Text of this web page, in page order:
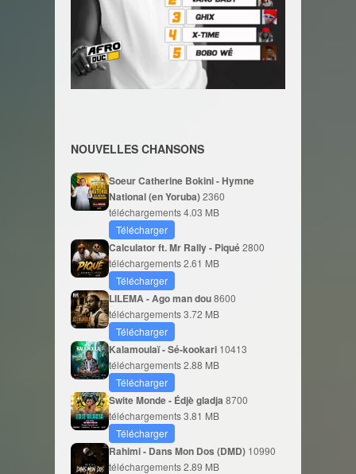
NOUVELLES CHANSONS
Soeur Catherine Bokini - Hymne
National (en Yoruba)2360
téléchargements4.03 MB
Télécharger
Calculator ft. Mr Rally - Piqué2800
téléchargements2.61 MB
Télécharger
LILEMA - Ago man dou8600
téléchargements3.72 MB
Télécharger
Kalamoulaï - Sé-kookari 10413
téléchargements2.88 MB
Télécharger
Swite Monde - Édjè gladja 8700
téléchargements3.81 MB
Télécharger
Rahimi - Dans Mon Dos (DMD) 10990
téléchargements2.89 MB